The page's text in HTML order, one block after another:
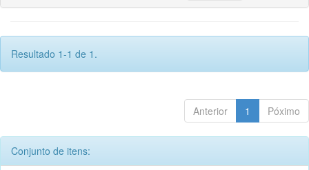
Resultado 1-1 de 1.
Anterior 1 Póximo
Conjunto de itens: